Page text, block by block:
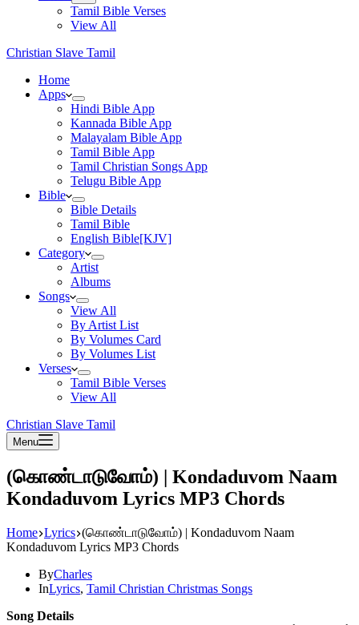
Tamil Bible Verses
View All
Christian Slave Tamil
Home
Apps
Hindi Bible App
Kannada Bible App
Malayalam Bible App
Tamil Bible App
Tamil Christian Songs App
Telugu Bible App
Bible
Bible Details
Tamil Bible
English Bible[KJV]
Category
Artist
Albums
Songs
View All
By Artist List
By Volumes Card
By Volumes List
Verses
Tamil Bible Verses
View All
Christian Slave Tamil
Menu
(கொண்டாடுவோம்) | Kondaduvom Naam
Kondaduvom Lyrics MP3 Chords
Home Lyrics (கொண்டாடுவோம்) | Kondaduvom Naam
Kondaduvom Lyrics MP3 Chords
ByCharles
InLyrics, Tamil Christian Christmas Songs
Song Details